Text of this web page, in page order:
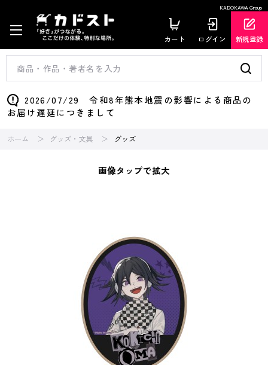
KADOKAWA Group
カート ログイン 新規登録
2026/07/29 令和8年熊本地震の影響による商品の
お届け遅延につきまして
ホーム グッズ・文具 グッズ
画像タップで拡大